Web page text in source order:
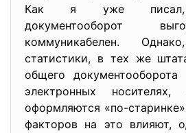
Как я уже писал,
документооборот
коммуникабелен.
статистики, в тех же
общего
электронных носителях,
оформляются «по-
факторов на это влияют,